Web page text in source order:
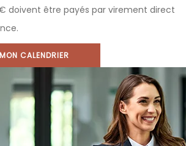
€ doivent être payés par virement direct
CALENDRIER